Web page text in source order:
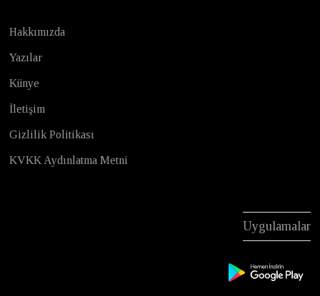
Hakkımızda
Yazılar
Künye
İletişim
Gizlilik Politikası
KVKK Aydınlatma Metni
Uygulamalar